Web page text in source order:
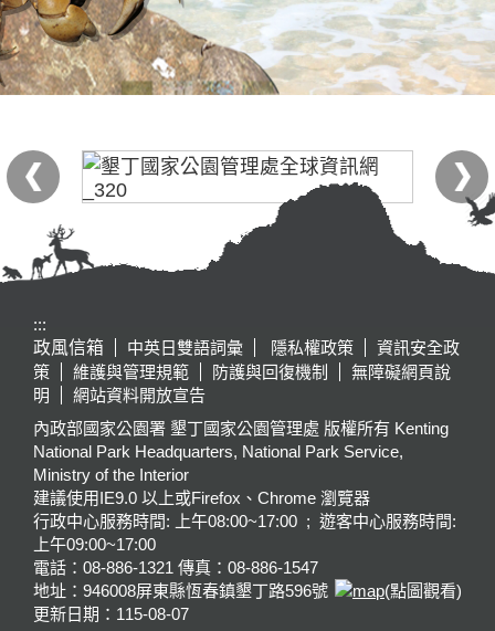
:::
政風信箱
中英日雙語詞彙 隱私權政策
資訊安全政
策
維護與管理規範 防護與回復機制
無障礙網頁說
明
網站資料開放宣告
內政部國家公園署 墾丁國家公園管理處 版權所有 Kenting
National Park Headquarters, National Park Service,
Ministry of the Interior
建議使用IE9.0 以上或Firefox、Chrome 瀏覽器
行政中心服務時間: 上午08:00~17:00 ; 遊客中心服務時間:
上午09:00~17:00
電話：08-886-1321 傳真：08-886-1547
地址：946008屏東縣恆春鎮墾丁路596號
(點圖觀看)
更新日期： 115-08-07